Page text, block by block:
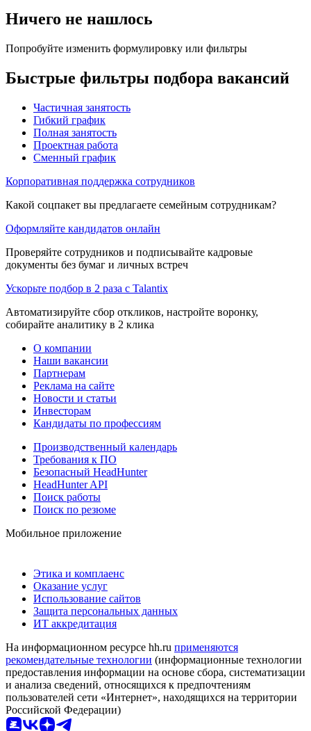
Ничего не нашлось
Попробуйте изменить формулировку или фильтры
Быстрые фильтры подбора вакансий
Частичная занятость
Гибкий график
Полная занятость
Проектная работа
Сменный график
Корпоративная поддержка сотрудников
Какой соцпакет вы предлагаете семейным сотрудникам?
Оформляйте кандидатов онлайн
Проверяйте сотрудников и подписывайте кадровые
документы без бумаг и личных встреч
Ускорьте подбор в 2 раза с Talantix
Автоматизируйте сбор откликов, настройте воронку,
собирайте аналитику в 2 клика
О компании
Наши вакансии
Партнерам
Реклама на сайте
Новости и статьи
Инвесторам
Кандидаты по профессиям
Производственный календарь
Требования к ПО
Безопасный HeadHunter
HeadHunter API
Поиск работы
Поиск по резюме
Мобильное приложение
Этика и комплаенс
Оказание услуг
Использование сайтов
Защита персональных данных
ИТ аккредитация
На информационном ресурсе hh.ru применяются
рекомендательные технологии (информационные технологии
предоставления информации на основе сбора, систематизации
и анализа сведений, относящихся к предпочтениям
пользователей сети «Интернет», находящихся на территории
Российской Федерации)